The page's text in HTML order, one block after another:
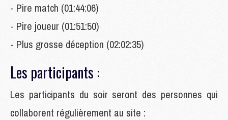
- Pire match (01:44:06)
- Pire joueur (01:51:50)
- Plus grosse déception (02:02:35)
Les participants :
Les participants du soir seront des personnes qui
collaborent régulièrement au site :